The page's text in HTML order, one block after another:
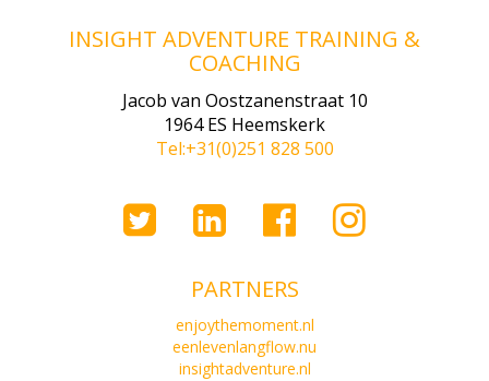
INSIGHT ADVENTURE TRAINING &
COACHING
Jacob van Oostzanenstraat 10
1964 ES Heemskerk
Tel:+31(0)251 828 500
PARTNERS
enjoythemoment.nl
eenlevenlangflow.nu
insightadventure.nl